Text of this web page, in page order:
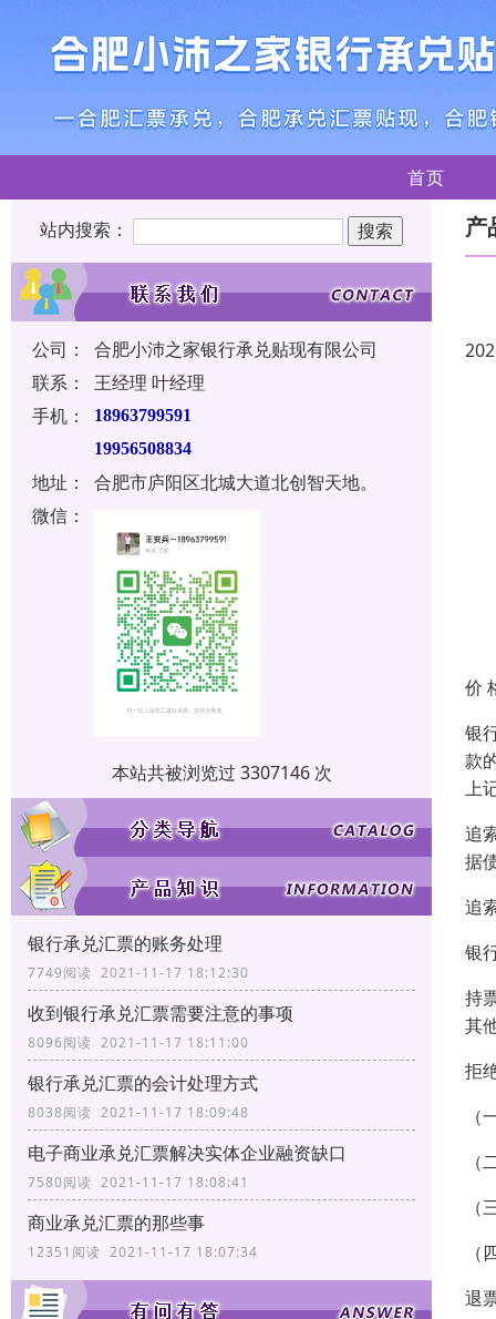
首页
站内搜索：
公司：
合肥小沛之家银行承兑贴现有限公司
联系：
王经理 叶经理
手机：
18963799591
19956508834
地址：
合肥市庐阳区北城大道北创智天地。
微信：
本站共被浏览过 3307146 次
银行承兑汇票的账务处理
7749阅读 2021-11-17 18:12:30
收到银行承兑汇票需要注意的事项
8096阅读 2021-11-17 18:11:00
银行承兑汇票的会计处理方式
8038阅读 2021-11-17 18:09:48
电子商业承兑汇票解决实体企业融资缺口
7580阅读 2021-11-17 18:08:41
商业承兑汇票的那些事
12351阅读 2021-11-17 18:07:34
产
价
银
款
上
追
据
追
银
持
其
拒
退